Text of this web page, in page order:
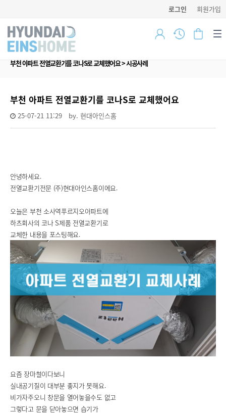
회원가입
로그인
부천 아파트 전열교환기를 코나S로 교체했어요 > 시공사례
부천 아파트 전열교환기를 코나S로 교체했어요
25-07-21 11:29 by. 현대아인스홈
안녕하세요.
전열교환기전문 (주)현대아인스홈이에요.
오늘은 부천 소사역푸르지오아파트에
하츠회사의 코나 S제품 전열교환기로
교체한 내용을 포스팅해요.
요즘 장마철이다보니
실내공기질이 대부분 좋지가 못해요.
비가자주오니 창문을 열어놓을수도 없고
그렇다고 문을 닫아놓으면 습기가